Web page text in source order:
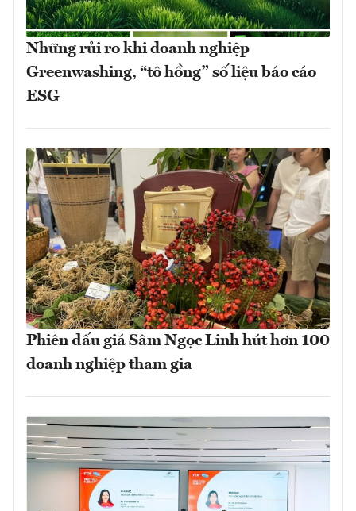
Những rủi ro khi doanh nghiệp
Greenwashing, “tô hồng” số liệu báo cáo
ESG
Phiên đấu giá Sâm Ngọc Linh hút hơn 100
doanh nghiệp tham gia